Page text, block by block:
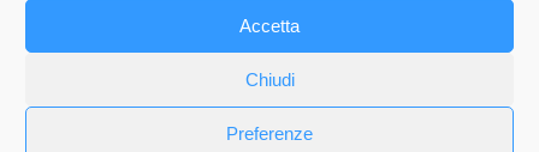
Accetta
Chiudi
Preferenze